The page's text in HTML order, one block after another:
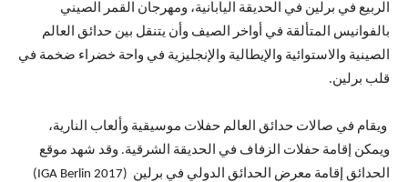
الربيع في برلين في الحديقة اليابانية، ومهرجان القمر الصيني
بالفوانيس المتألقة في أواخر الصيف وأن يتنقل بين حدائق العالم
الصينية والاستوائية والإيطالية والإنجليزية في واحة خضراء ضخمة في
قلب برلين.
ويقام في صالات حدائق العالم حفلات موسيقية وألعاب النارية،
ويمكن إقامة حفلات الزفاف في الحديقة الشرقية. وقد شهد موقع
الحدائق إقامة معرض الحدائق الدولي في برلين (IGA Berlin 2017)